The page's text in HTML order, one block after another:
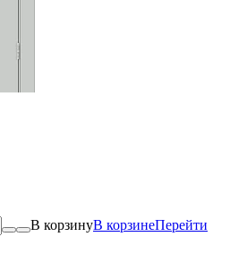
В корзинуВ корзинеПерейти